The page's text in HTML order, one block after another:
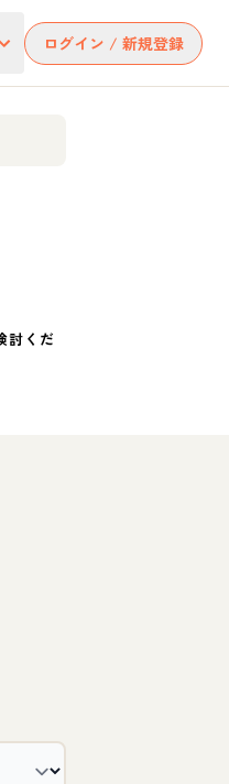
ログイン / 新規登録
討くだ